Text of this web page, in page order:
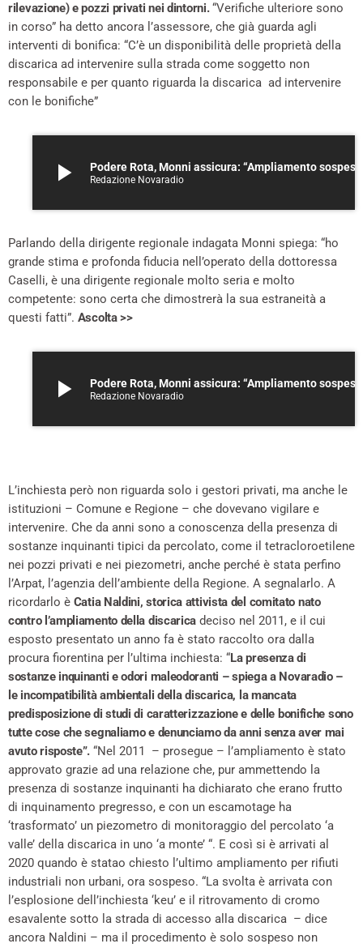
rilevazione) e pozzi privati nei dintorni.“Verifiche ulteriore sono
in corso” ha detto ancora l’assessore, che già guarda agli
interventi di bonifica: “C’è un disponibilità delle proprietà della
discarica ad intervenire sulla strada come soggetto non
responsabile e per quanto riguarda la discarica ad intervenire
con le bonifiche”
play_arrow Redazione Novaradio
Parlando della dirigente regionale indagata Monni spiega: “ho
grande stima e profonda fiducia nell’operato della dottoressa
Caselli, è una dirigente regionale molto seria e molto
competente: sono certa che dimostrerà la sua estraneità a
questi fatti”. Ascolta >>
play_arrow Redazione Novaradio
L’inchiesta però non riguarda solo i gestori privati, ma anche le
istituzioni – Comune e Regione – che dovevano vigilare e
intervenire. Che da anni sono a conoscenza della presenza di
sostanze inquinanti tipici da percolato, come il tetracloroetilene
nei pozzi privati e nei piezometri, anche perché è stata perfino
l’Arpat, l’agenzia dell’ambiente della Regione. A segnalarlo. A
ricordarlo è Catia Naldini, storica attivista del comitato nato
contro l’ampliamento della discarica deciso nel 2011, e il cui
esposto presentato un anno fa è stato raccolto ora dalla
procura fiorentina per l’ultima inchiesta: “La presenza di
sostanze inquinanti e odori maleodoranti – spiega a Novaradio –
le incompatibilità ambientali della discarica, la mancata
predisposizione di studi di caratterizzazione e delle bonifiche sono
tutte cose che segnaliamo e denunciamo da anni senza aver mai
avuto risposte”. “Nel 2011 – prosegue – l’ampliamento è stato
approvato grazie ad una relazione che, pur ammettendo la
presenza di sostanze inquinanti ha dichiarato che erano frutto
di inquinamento pregresso, e con un escamotage ha
‘trasformato’ un piezometro di monitoraggio del percolato ‘a
valle’ della discarica in uno ‘a monte’ “. E così si è arrivati al
2020 quando è statao chiesto l’ultimo ampliamento per rifiuti
industriali non urbani, ora sospeso. “La svolta è arrivata con
l’esplosione dell’inchiesta ‘keu’ e il ritrovamento di cromo
esavalente sotto la strada di accesso alla discarica – dice
ancora Naldini – ma il procedimento è solo sospeso non